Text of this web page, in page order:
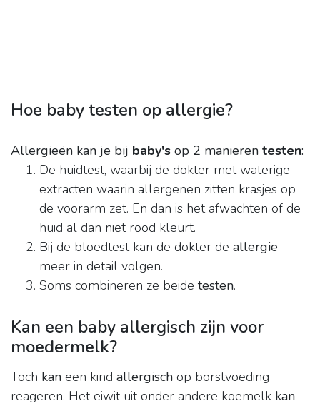
Hoe baby testen op allergie?
Allergieën kan je bij baby's op 2 manieren testen:
De huidtest, waarbij de dokter met waterige
extracten waarin allergenen zitten krasjes op
de voorarm zet. En dan is het afwachten of de
huid al dan niet rood kleurt.
Bij de bloedtest kan de dokter de allergie
meer in detail volgen.
Soms combineren ze beide testen.
Kan een baby allergisch zijn voor
moedermelk?
Toch kan een kind allergisch op borstvoeding
reageren. Het eiwit uit onder andere koemelk kan